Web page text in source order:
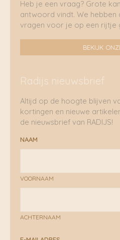
Heb je een vraag? Grote
antwoord vindt. We hebben
vragen voor je op een rijtje
BEKIJK
Radijs nieuwsbrief
Altijd op de hoogte blijven
kortingen en nieuwe
de nieuwsbrief van RADIJS!
NAAM
VOORNAAM
ACHTERNAAM